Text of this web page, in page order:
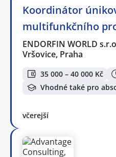
Koordinátor
multifunkčního
ENDORFIN WORLD
Vršovice, Praha
35 000 – 40 000 Kč
Vhodné také pro
včerejší